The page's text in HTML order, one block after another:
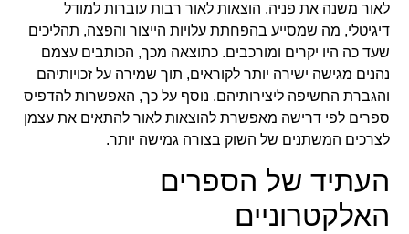
לאור משנה את פניה. הוצאות לאור רבות עוברות למודל
דיגיטלי, מה שמסייע בהפחתת עלויות הייצור והפצה, תהליכים
שעד כה היו יקרים ומורכבים. כתוצאה מכך, הכותבים עצמם
נהנים מגישה ישירה יותר לקוראים, תוך שמירה על זכויותיהם
והגברת החשיפה ליצירותיהם. נוסף על כך, האפשרות להדפיס
ספרים לפי דרישה מאפשרת להוצאות לאור להתאים את עצמן
לצרכים המשתנים של השוק בצורה גמישה יותר.
העתיד של הספרים
האלקטרוניים